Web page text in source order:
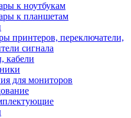
к ноутбукам
к планшетам
принтеров, переключатели,
сигнала
кабели
для мониторов